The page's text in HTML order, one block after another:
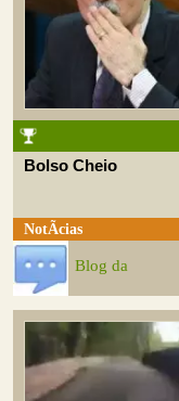
Bolso Cheio
NotÃ­cias
Blog da